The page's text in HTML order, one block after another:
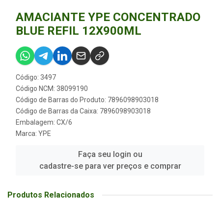
AMACIANTE YPE CONCENTRADO
BLUE REFIL 12X900ML
Código: 3497
Código NCM: 38099190
Código de Barras do Produto: 7896098903018
Código de Barras da Caixa: 7896098903018
Embalagem: CX/6
Marca: YPE
Faça seu login ou
cadastre-se para ver preços e comprar
Produtos Relacionados